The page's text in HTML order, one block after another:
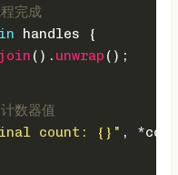
完成
in handles {
join (). unwrap ();
数器值
count: {}" ,